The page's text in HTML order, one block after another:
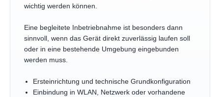
wichtig werden können.
Eine begleitete Inbetriebnahme ist besonders dann
sinnvoll, wenn das Gerät direkt zuverlässig laufen soll
oder in eine bestehende Umgebung eingebunden
werden muss.
Ersteinrichtung und technische Grundkonfiguration
Einbindung in WLAN, Netzwerk oder vorhandene